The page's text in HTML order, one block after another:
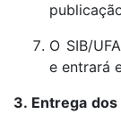
O SIB/
e entrará
3. Entrega